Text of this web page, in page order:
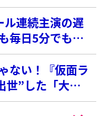
連続主演の遅
毎日5分でも必
ない！『仮面ラ
世”した「大物